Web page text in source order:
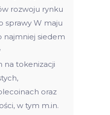
rozwoju rynku
sprawy W maju
najmniej siedem
na tokenizacji
oraz
w tym m.in.